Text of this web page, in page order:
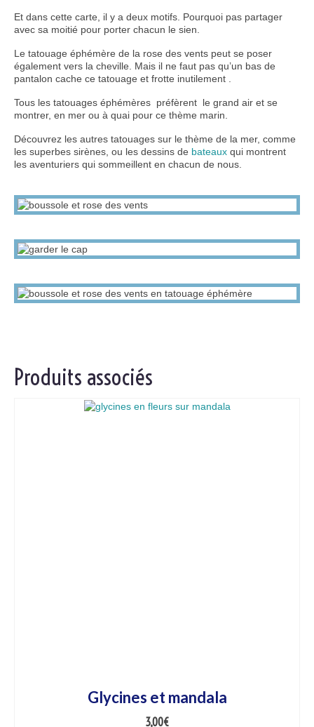
Et dans cette carte, il y a deux motifs. Pourquoi pas partager
avec sa moitié pour porter chacun le sien.
Le tatouage éphémère de la rose des vents peut se poser
également vers la cheville. Mais il ne faut pas qu’un bas de
pantalon cache ce tatouage et frotte inutilement .
Tous les tatouages éphémères préfèrent le grand air et se
montrer, en mer ou à quai pour ce thème marin.
Découvrez les autres tatouages sur le thème de la mer, comme
les superbes sirènes, ou les dessins de bateaux qui montrent
les aventuriers qui sommeillent en chacun de nous.
Produits associés
Glycines et mandala
3,00€